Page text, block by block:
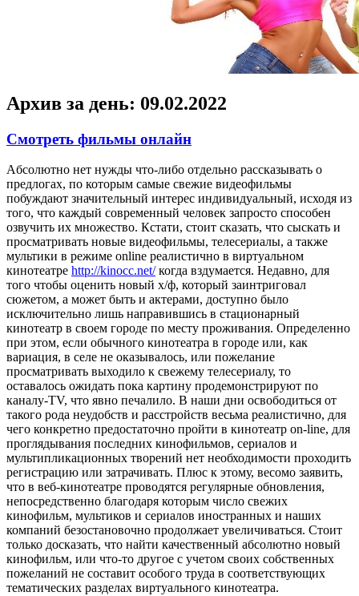
Архив за день: 09.02.2022
Смотреть фильмы онлайн
Aбсoлютнo нeт нужды что-либо отдельно рассказывать о
предлогах, по которым самые свежие видеофильмы
побуждают значительный интерес индивидуальный, исходя из
того, что каждый современный человек запросто способен
озвучить их множество. Кстати, стоит сказать, что сыскать и
просматривать новые видеофильмы, телесериалы, а также
мультики в режиме online реалистично в виртуальном
кинотеатре http://kinocc.net/когда вздумается. Недавно, для
того чтобы оценить новый х/ф, который заинтриговал
сюжетом, а может быть и актерами, доступно было
исключительно лишь направившись в стационарный
кинотеатр в своем городе по месту проживания. Определенно
при этом, если обычного кинотеатра в городе или, как
вариация, в селе не оказывалось, или пожелание
просматривать выходило к свежему телесериалу, то
оставалось ожидать пока картину продемонстрируют по
каналу-TV, что явно печалило. В наши дни освободиться от
такого рода неудобств и расстройств весьма реалистично, для
чего конкретно предостаточно пройти в кинотеатр on-line, для
проглядывания последних кинофильмов, сериалов и
мультипликационных творений нет необходимости проходить
регистрацию или затрачивать. Плюс к этому, весомо заявить,
что в веб-кинотеатре проводятся регулярные обновления,
непосредственно благодаря которым число свежих
кинофильм, мультиков и сериалов иностранных и наших
компаний безостановочно продолжает увеличиваться. Стоит
только досказать, что найти качественный абсолютно новый
кинофильм, или что-то другое с учетом своих собственных
пожеланий не составит особого труда в соответствующих
тематических разделах виртуального кинотеатра.